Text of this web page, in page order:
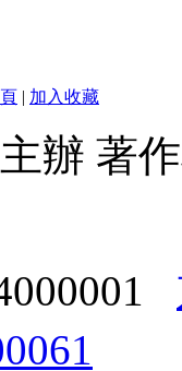
| 加入收藏
辦 著